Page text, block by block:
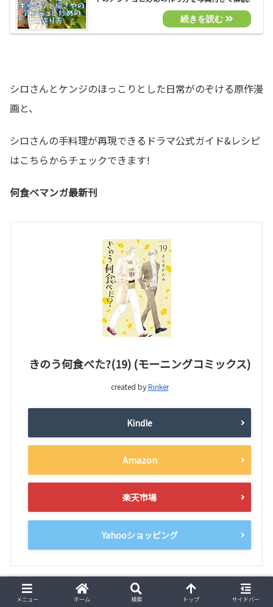
シロさんとケンジのほっこりとした日常がのぞける原作漫
画と、
シロさんの手料理が再現できるドラマ公式ガイド&レシピ
はこちらからチェックできます!
何食べマンガ最新刊
きのう何食べた?(19) (モーニングコミックス)
created byRinker
Kindle
Amazon
楽天市場
Yahooショッピング
当レシピ登場巻
メニュー ホーム 検索 トップ サイドバー